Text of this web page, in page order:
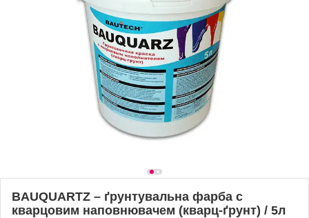
BAUQUARTZ – ґрунтувальна фарба c
кварцовим наповнювачем (кварц-ґрунт) / 5л